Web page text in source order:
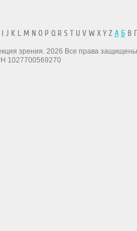
J K L M N O P Q R S T U V W X Y Z А БВ
зрения. 2026 Все права
1027700569270